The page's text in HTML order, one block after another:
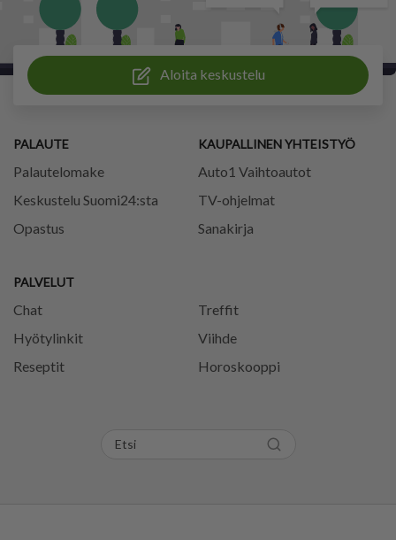
Aloita keskustelu
PALAUTE
Palautelomake
Keskustelu Suomi24:sta
Opastus
PALVELUT
Chat
Treffit
Hyötylinkit
Viihde
Reseptit
Horoskooppi
KAUPALLINEN YHTEISTYÖ
Auto1 Vaihtoautot
TV-ohjelmat
Sanakirja